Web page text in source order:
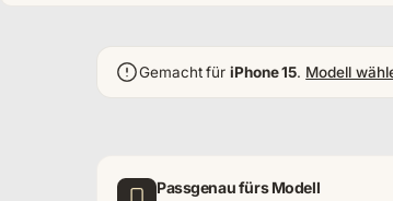
Gemacht füriPhone 15. Modell
Passgenau fürs Modell